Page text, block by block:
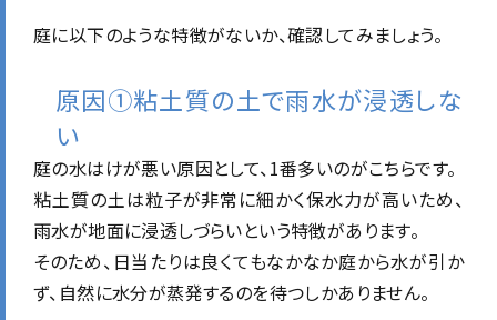
庭に以下のような特徴がないか、確認してみましょう。
原因①粘土質の土で雨水が浸透しな
い
庭の水はけが悪い原因として、1番多いのがこちらです。
粘土質の土は粒子が非常に細かく保水力が高いため、
雨水が地面に浸透しづらいという特徴があります。
そのため、日当たりは良くてもなかなか庭から水が引か
ず、自然に水分が蒸発するのを待つしかありません。